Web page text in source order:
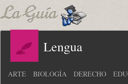
Lengua
ARTE BIOLOGÍA DERECHO